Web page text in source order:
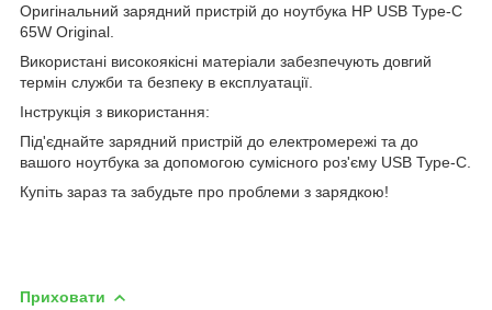
Оригінальний зарядний пристрій до ноутбука HP USB Type-C
65W Original.
Використані високоякісні матеріали забезпечують довгий
термін служби та безпеку в експлуатації.
Інструкція з використання:
Під'єднайте зарядний пристрій до електромережі та до
вашого ноутбука за допомогою сумісного роз'єму USB Type-C.
Купіть зараз та забудьте про проблеми з зарядкою!
Приховати